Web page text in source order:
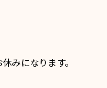
みになります。